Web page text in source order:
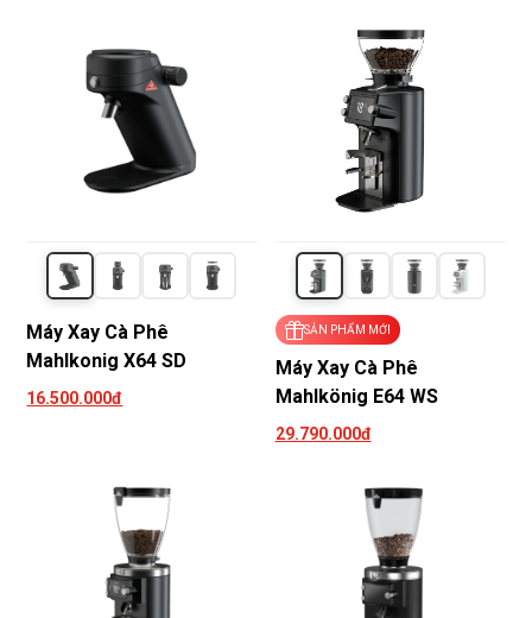
Máy Xay Cà Phê
Mahlkonig X64 SD
16.500.000đ
SẢN PHẨM MỚI
Máy Xay Cà Phê
Mahlkönig E64 WS
29.790.000đ